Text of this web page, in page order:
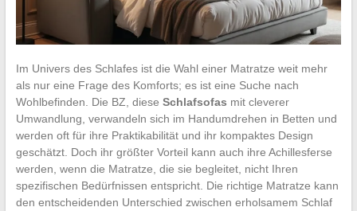
Im Univers des Schlafes ist die Wahl einer Matratze weit mehr
als nur eine Frage des Komforts; es ist eine Suche nach
Wohlbefinden. Die BZ, diese Schlafsofas mit cleverer
Umwandlung, verwandeln sich im Handumdrehen in Betten und
werden oft für ihre Praktikabilität und ihr kompaktes Design
geschätzt. Doch ihr größter Vorteil kann auch ihre Achillesferse
werden, wenn die Matratze, die sie begleitet, nicht Ihren
spezifischen Bedürfnissen entspricht. Die richtige Matratze kann
den entscheidenden Unterschied zwischen erholsamem Schlaf